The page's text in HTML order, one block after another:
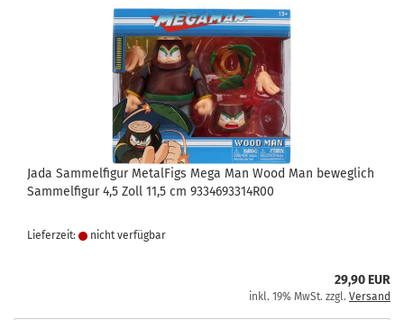
Jada Sammelfigur MetalFigs Mega Man Wood Man beweglich
Sammelfigur 4,5 Zoll 11,5 cm 9334693314R00
Lieferzeit: nicht verfügbar
29,90 EUR
inkl. 19% MwSt. zzgl. Versand